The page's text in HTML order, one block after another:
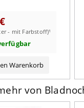
blumig, sahnig,
voll, Obstkuchen,
Mandeln,
runder
auf der Markenseite
- mit Farbstoff)¹
Warenkorb
von